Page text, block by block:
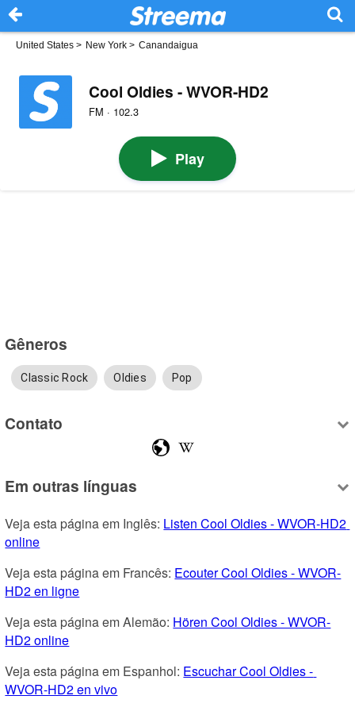
United States > New York > Canandaigua
Cool Oldies - WVOR-HD2
FM · 102.3
Play
Gêneros
Classic Rock Oldies Pop
Contato
Em outras línguas
Veja esta página em Inglês: Listen Cool Oldies - WVOR-HD2
online
Veja esta página em Francês: Ecouter Cool Oldies - WVOR-
HD2 en ligne
Veja esta página em Alemão: Hören Cool Oldies - WVOR-
HD2 online
Veja esta página em Espanhol: Escuchar Cool Oldies -
WVOR-HD2 en vivo